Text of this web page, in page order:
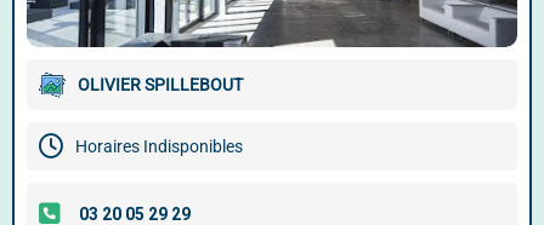
OLIVIER SPILLEBOUT
Horaires Indisponibles